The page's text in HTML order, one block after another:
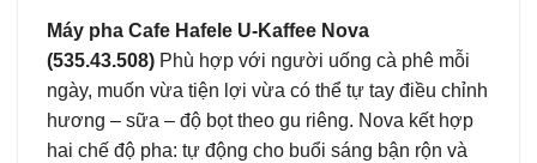
Máy pha Cafe Hafele U-Kaffee Nova
(535.43.508) Phù hợp với người uống cà phê mỗi
ngày, muốn vừa tiện lợi vừa có thể tự tay điều chỉnh
hương – sữa – độ bọt theo gu riêng. Nova kết hợp
hai chế độ pha: tự động cho buổi sáng bận rộn và